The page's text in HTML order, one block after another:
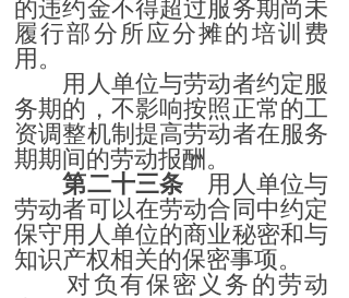
的违约金不得超过服务期尚未
履行部分所应分摊的培训费
用。
用人单位与劳动者约定服
务期的，不影响按照正常的工
资调整机制提高劳动者在服务
期期间的劳动报酬。
第二十三条 用人单位与
劳动者可以在劳动合同中约定
保守用人单位的商业秘密和与
知识产权相关的保密事项。
对负有保密义务的劳动